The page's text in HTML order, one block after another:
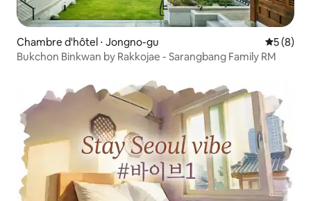
Chambre d'hôtel ⋅ Jongno-gu
5 (8)
Bukchon Binkwan by Rakkojae - Sarangbang Family RM